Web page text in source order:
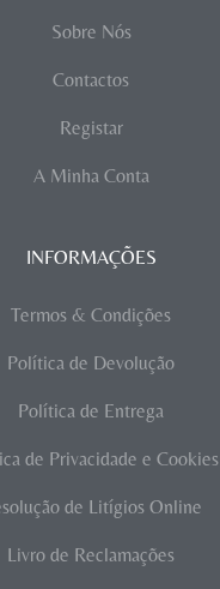
Sobre Nós
Contactos
Registar
A Minha Conta
INFORMAÇÕES
Termos & Condições
Política de Devolução
Política de Entrega
de Privacidade e Cookies
de Litígios Online
Livro de Reclamações